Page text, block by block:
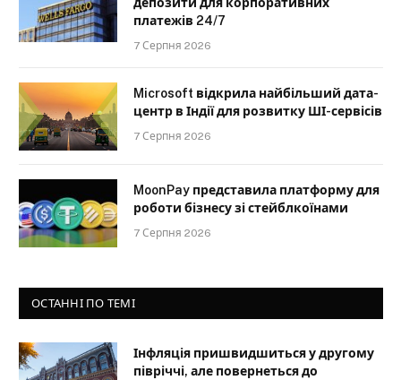
депозити для корпоративних
платежів 24/7
7 Серпня 2026
Microsoft відкрила найбільший дата-
центр в Індії для розвитку ШІ-сервісів
7 Серпня 2026
MoonPay представила платформу для
роботи бізнесу зі стейблкоїнами
7 Серпня 2026
ОСТАННІ ПО ТЕМІ
Інфляція пришвидшиться у другому
півріччі, але повернеться до